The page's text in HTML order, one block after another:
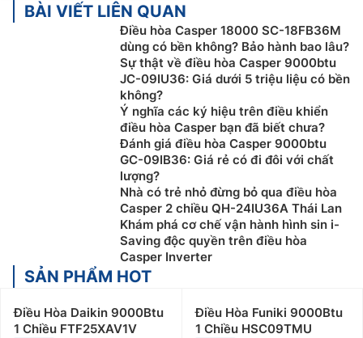
BÀI VIẾT LIÊN QUAN
Điều hòa Casper 18000 SC-18FB36M
dùng có bền không? Bảo hành bao lâu?
Sự thật về điều hòa Casper 9000btu
JC-09IU36: Giá dưới 5 triệu liệu có bền
không?
Ý nghĩa các ký hiệu trên điều khiển
điều hòa Casper bạn đã biết chưa?
Đánh giá điều hòa Casper 9000btu
GC-09IB36: Giá rẻ có đi đôi với chất
lượng?
Nhà có trẻ nhỏ đừng bỏ qua điều hòa
Casper 2 chiều QH-24IU36A Thái Lan
Khám phá cơ chế vận hành hình sin i-
Saving độc quyền trên điều hòa
Casper Inverter
SẢN PHẨM HOT
Điều Hòa Daikin 9000Btu
1 Chiều FTF25XAV1V
Điều Hòa Funiki 9000Btu
1 Chiều HSC09TMU